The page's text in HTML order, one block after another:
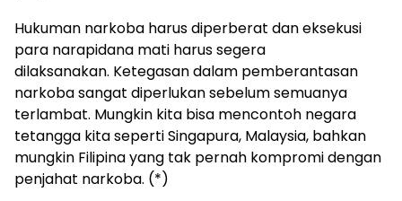
Hukuman narkoba harus diperberat dan eksekusi
para narapidana mati harus segera
dilaksanakan. Ketegasan dalam pemberantasan
narkoba sangat diperlukan sebelum semuanya
terlambat. Mungkin kita bisa mencontoh negara
tetangga kita seperti Singapura, Malaysia, bahkan
mungkin Filipina yang tak pernah kompromi dengan
penjahat narkoba. (*)